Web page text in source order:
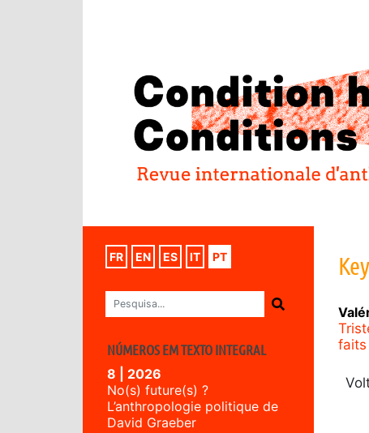
FR EN ES IT PT
NÚMEROS EM TEXTO INTEGRAL
8 | 2026
No(s) future(s) ?
L’anthropologie politique de
David Graeber
faits